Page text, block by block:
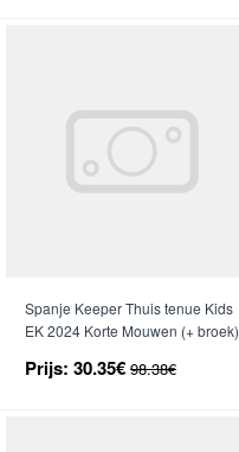
Spanje Keeper Thuis tenue Kids
EK 2024 Korte Mouwen (+ broek)
Prijs: 30.35€ 98.38€